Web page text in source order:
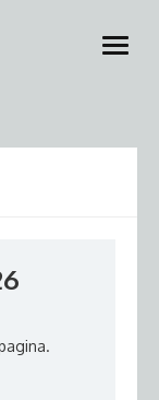
open